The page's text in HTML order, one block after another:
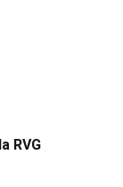
RVG